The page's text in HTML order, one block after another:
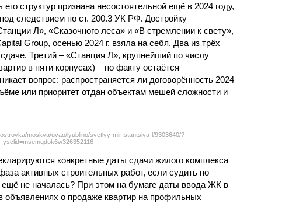
структур признана несостоятельной ещё в 2024 году,
следствием по ст. 200.3 УК РФ. Достройку
Л», «Сказочного леса» и «В стремлении к свету»,
Group, осенью 2024 г. взяла на себя. Два из трёх
Третий – «Станция Л», крупнейший по числу
в пяти корпусах) – по факту остаётся
вопрос: распространяется ли договорённость 2024
или приоритет отдан объектам мешей сложности и
moskva/uvao/lyublino/svetlyy-mir-stantsiya-l/9303640/?
ysclid=msemqdok6w326352116
конкретные даты сдачи жилого комплекса
активных строительных работ, если судить по
ещё не началась? При этом на бумаге даты ввода ЖК в
объявлениях о продаже квартир на профильных